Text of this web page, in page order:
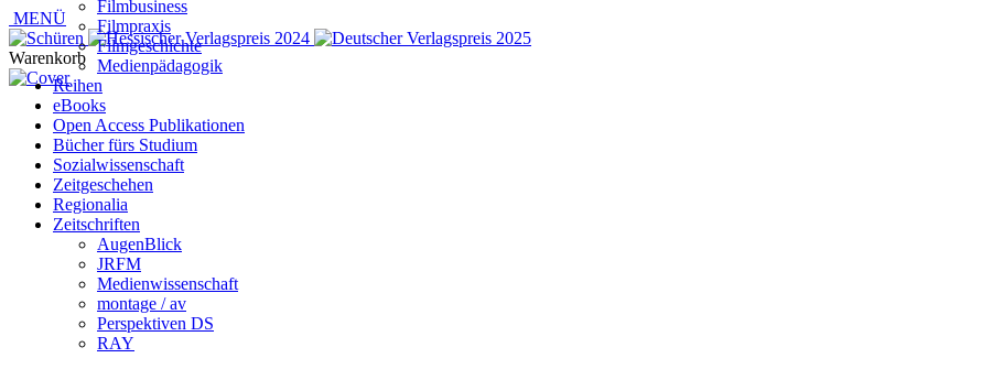
MENÜ
Warenkorb
Filmbusiness
Filmpraxis
Filmgeschichte
Medienpädagogik
Reihen
eBooks
Open Access Publikationen
Bücher fürs Studium
Sozialwissenschaft
Zeitgeschehen
Regionalia
Zeitschriften
AugenBlick
JRFM
Medienwissenschaft
montage / av
Perspektiven DS
RAY